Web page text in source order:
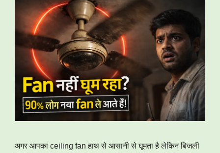
अगर आपका ceiling fan हाथ से आसानी से घूमता है लेकिन बिजली